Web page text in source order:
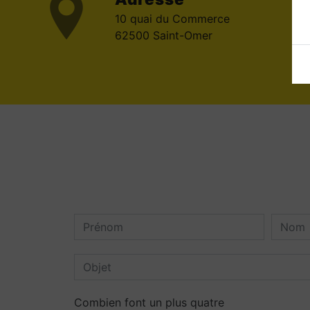
10 quai du Commerce
62500 Saint-Omer
Combien font un plus quatre